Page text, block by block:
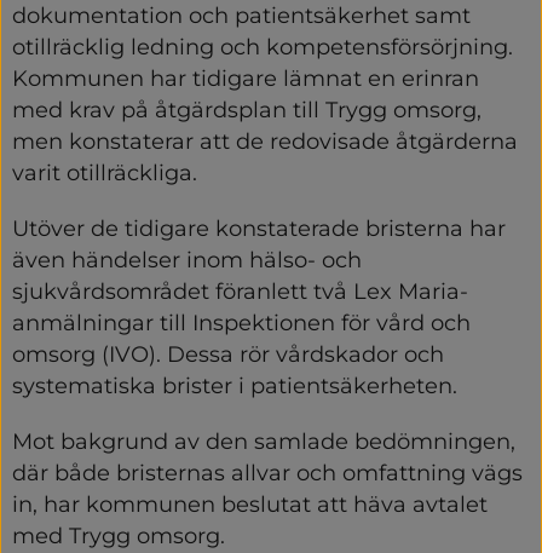
dokumentation och patientsäkerhet samt
otillräcklig ledning och kompetensförsörjning.
Kommunen har tidigare lämnat en erinran
med krav på åtgärdsplan till Trygg omsorg,
men konstaterar att de redovisade åtgärderna
varit otillräckliga.
Utöver de tidigare konstaterade bristerna har
även händelser inom hälso- och
sjukvårdsområdet föranlett två Lex Maria-
anmälningar till Inspektionen för vård och
omsorg (IVO). Dessa rör vårdskador och
systematiska brister i patientsäkerheten.
Mot bakgrund av den samlade bedömningen,
där både bristernas allvar och omfattning vägs
in, har kommunen beslutat att häva avtalet
med Trygg omsorg.